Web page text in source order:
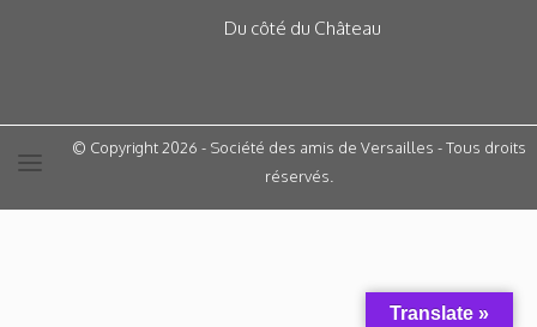
Du côté du Château
© Copyright 2026 - Société des amis de Versailles - Tous droits
réservés.
Translate »